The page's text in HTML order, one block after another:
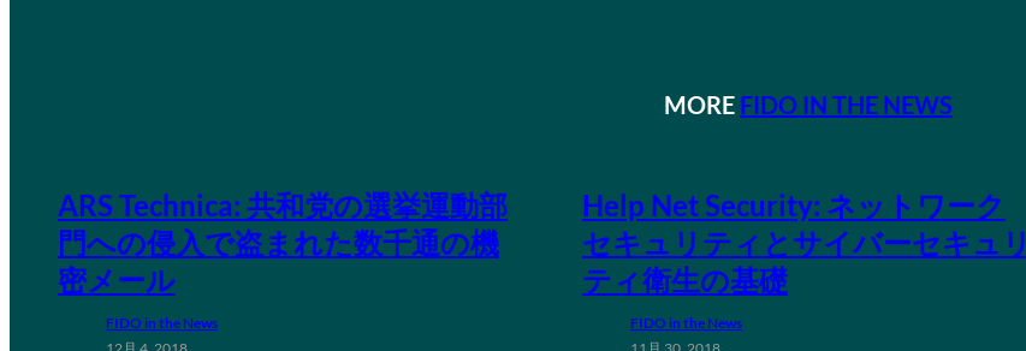
MORE FIDO IN THE NEWS
ARS Technica: 共和党の選挙運動部
門への侵入で盗まれた数千通の機
密メール
FIDO in the News
Help Net Security: ネットワーク
セキュリティとサイバーセキュリ
ティ衛生の基礎
FIDO in the News